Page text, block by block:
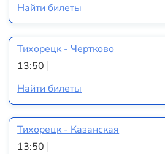
Найти билеты
Тихорецк - Чертково
13:50
Найти билеты
Тихорецк - Казанская
13:50